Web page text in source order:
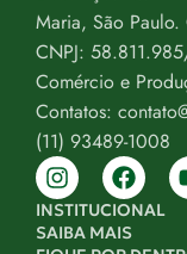
Maria, São
CNPJ:
Comércio e
Contatos:
(11) 93489-1008
INSTITUCIONAL
SAIBA MAIS